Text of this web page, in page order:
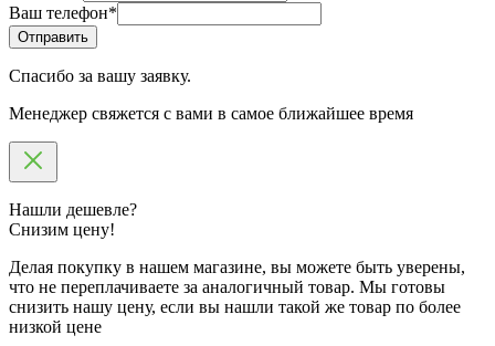
Ваш телефон*
Спасибо за вашу заявку.
Менеджер свяжется с вами в самое ближайшее время
Нашли дешевле?
Снизим цену!
Делая покупку в нашем магазине, вы можете быть уверены,
что не переплачиваете за аналогичный товар. Мы готовы
снизить нашу цену, если вы нашли такой же товар по более
низкой цене